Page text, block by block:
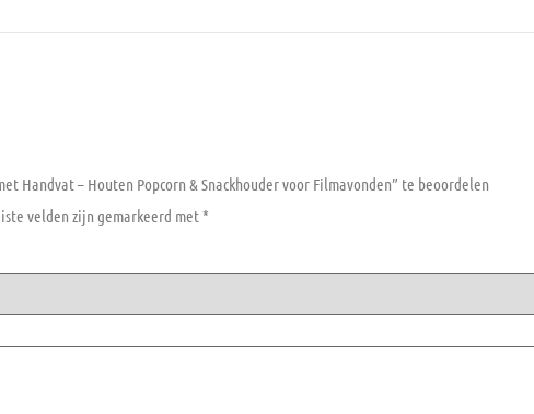
Handvat – Houten Popcorn & Snackhouder voor Filmavonden” te beoordelen
velden zijn gemarkeerd met*